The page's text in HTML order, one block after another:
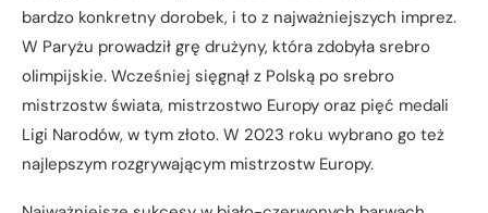
bardzo konkretny dorobek, i to z najważniejszych imprez.
W Paryżu prowadził grę drużyny, która zdobyła srebro
olimpijskie. Wcześniej sięgnął z Polską po srebro
mistrzostw świata, mistrzostwo Europy oraz pięć medali
Ligi Narodów, w tym złoto. W 2023 roku wybrano go też
najlepszym rozgrywającym mistrzostw Europy.